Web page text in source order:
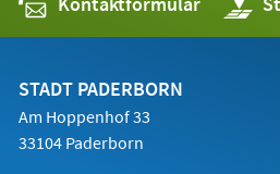
in
einem
STADT PADERBORN
Am Hoppenhof 33
33104 Paderborn